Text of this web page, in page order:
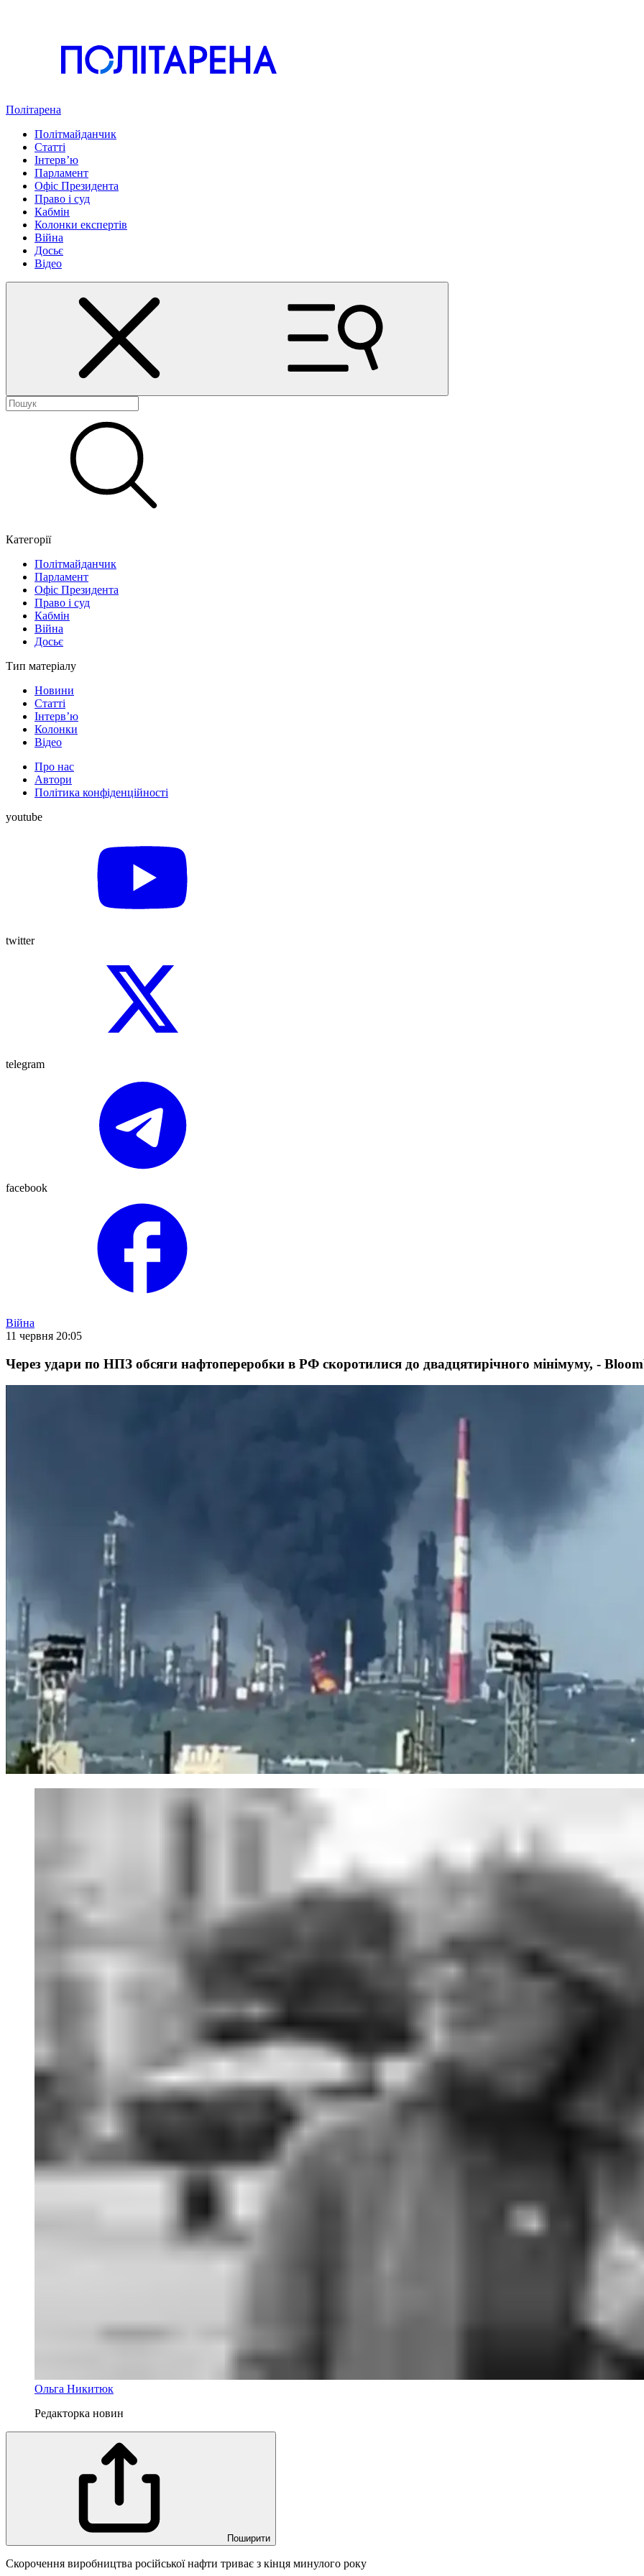
Політарена
Політмайданчик
Статті
Інтервʼю
Парламент
Офіс Президента
Право і суд
Кабмін
Колонки експертів
Війна
Досьє
Відео
Категорії
Політмайданчик
Парламент
Офіс Президента
Право і суд
Кабмін
Війна
Досьє
Тип матеріалу
Новини
Статті
Інтерв’ю
Колонки
Відео
Про нас
Автори
Політика конфіденційності
youtube
twitter
telegram
facebook
Війна
11 червня 20:05
Через удари по НПЗ обсяги нафтопереробки в РФ скоротилися до двадцятирічного мінімуму, -
Ольга Никитюк
Редакторка новин
Поширити
Скорочення виробництва російської нафти триває з кінця минулого року